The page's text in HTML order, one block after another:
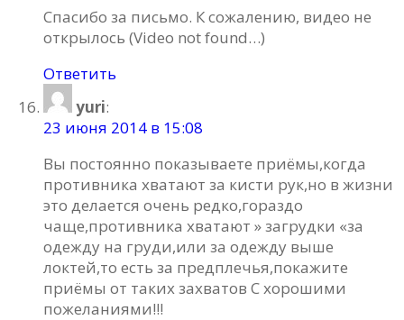
Спасибо за письмо. К сожалению, видео не
открылось (Video not found…)
Ответить
yuri:
23 июня 2014 в 15:08
Вы постоянно показываете приёмы,когда
противника хватают за кисти рук,но в жизни
это делается очень редко,гораздо
чаще,противника хватают » загрудки «за
одежду на груди,или за одежду выше
локтей,то есть за предплечья,покажите
приёмы от таких захватов С хорошими
пожеланиями!!!